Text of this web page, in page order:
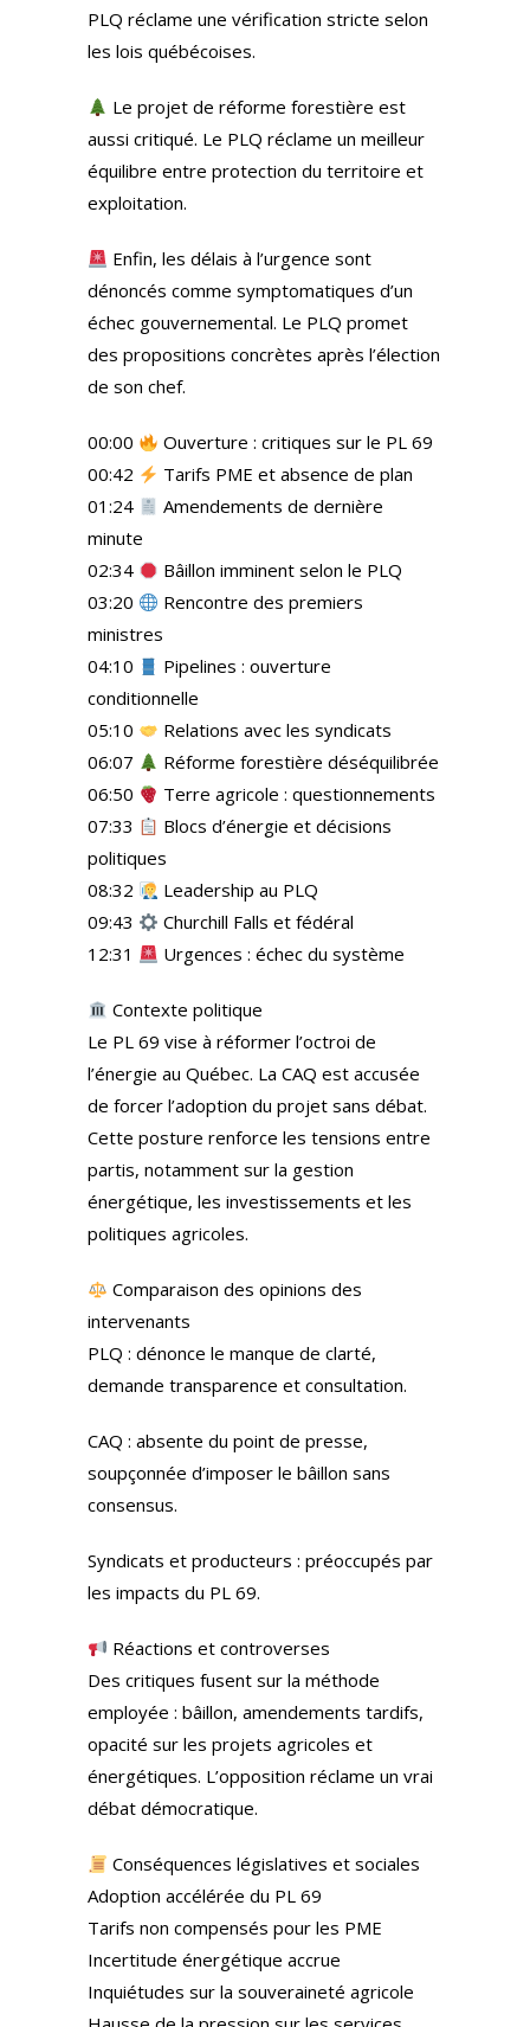
PLQ réclame une vérification stricte selon
les lois québécoises.
Le projet de réforme forestière est
aussi critiqué. Le PLQ réclame un meilleur
équilibre entre protection du territoire et
exploitation.
Enfin, les délais à l’urgence sont
dénoncés comme symptomatiques d’un
échec gouvernemental. Le PLQ promet
des propositions concrètes après l’élection
de son chef.
00:00
Ouverture : critiques sur le PL 69
00:42
Tarifs PME et absence de plan
01:24
Amendements de dernière
minute
02:34
Bâillon imminent selon le PLQ
03:20
Rencontre des premiers
ministres
04:10
Pipelines : ouverture
conditionnelle
05:10
Relations avec les syndicats
06:07
Réforme forestière déséquilibrée
06:50
Terre agricole : questionnements
07:33
Blocs d’énergie et décisions
politiques
08:32
Leadership au PLQ
09:43
Churchill Falls et fédéral
12:31
Urgences : échec du système
Contexte politique
Le PL 69 vise à réformer l’octroi de
l’énergie au Québec. La CAQ est accusée
de forcer l’adoption du projet sans débat.
Cette posture renforce les tensions entre
partis, notamment sur la gestion
énergétique, les investissements et les
politiques agricoles.
Comparaison des opinions des
intervenants
PLQ : dénonce le manque de clarté,
demande transparence et consultation.
CAQ : absente du point de presse,
soupçonnée d’imposer le bâillon sans
consensus.
Syndicats et producteurs : préoccupés par
les impacts du PL 69.
Réactions et controverses
Des critiques fusent sur la méthode
employée : bâillon, amendements tardifs,
opacité sur les projets agricoles et
énergétiques. L’opposition réclame un vrai
débat démocratique.
Conséquences législatives et sociales
Adoption accélérée du PL 69
Tarifs non compensés pour les PME
Incertitude énergétique accrue
Inquiétudes sur la souveraineté agricole